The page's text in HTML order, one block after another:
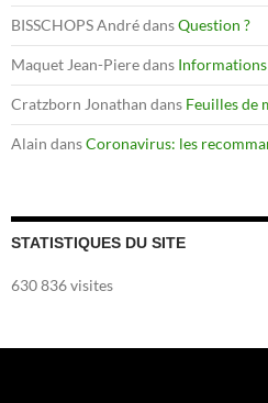
BISSCHOPS AndrédansQuestion ?
Maquet Jean-Pieredans
Cratzborn Jonathan dans Feuilles de
Alain dansCoronavirus: les
STATISTIQUES DU SITE
630 836 visites